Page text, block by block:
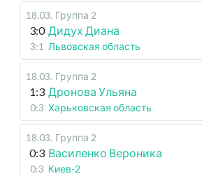
18.03. Группа 2
3:0 Дидух Диана
3:1 Львовская область
18.03. Группа 2
1:3 Дронова Ульяна
0:3 Харьковская область
18.03. Группа 2
0:3 Василенко Вероника
0:3 Киев-2